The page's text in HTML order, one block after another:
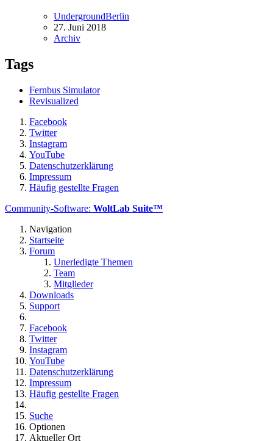
UndergroundBerlin
27. Juni 2018
Archiv
Tags
Fernbus Simulator
Revisualized
Facebook
Twitter
Instagram
YouTube
Datenschutzerklärung
Impressum
Häufig gestellte Fragen
Community-Software: WoltLab Suite™
Navigation
Startseite
Forum
Unerledigte Themen
Team
Mitglieder
Downloads
Support
Facebook
Twitter
Instagram
YouTube
Datenschutzerklärung
Impressum
Häufig gestellte Fragen
Suche
Optionen
Aktueller Ort